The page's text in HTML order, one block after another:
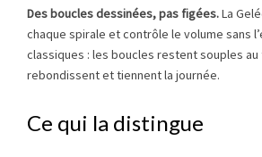
Des boucles dessinées, pas figées.La
chaque spirale et contrôle le volume sans
classiques : les boucles restent souples au
rebondissent et tiennent la journée.
Ce qui la distingue